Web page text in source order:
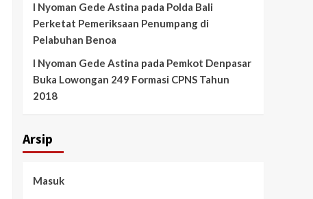
I Nyoman Gede Astina pada Polda Bali
Perketat Pemeriksaan Penumpang di
Pelabuhan Benoa
I Nyoman Gede Astina pada Pemkot Denpasar
Buka Lowongan 249 Formasi CPNS Tahun
2018
Arsip
Masuk